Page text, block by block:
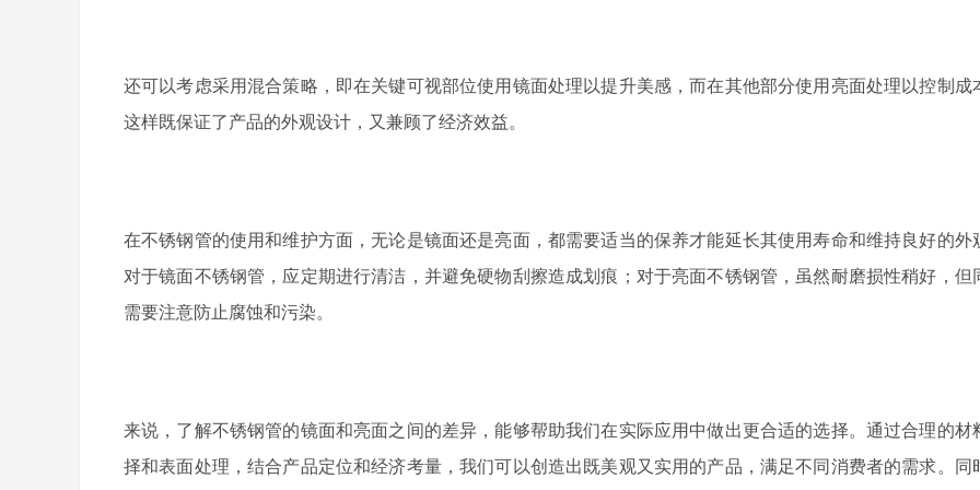
还可以考虑采用混合策略，即在关键可视部位使用镜面处理以提升美感，而在其他部分使用亮面处理以控制成
这样既保证了产品的外观设计，又兼顾了经济效益。
在不锈钢管的使用和维护方面，无论是镜面还是亮面，都需要适当的保养才能延长其使用寿命和维持良好的外
对于镜面不锈钢管，应定期进行清洁，并避免硬物刮擦造成划痕；对于亮面不锈钢管，虽然耐磨损性稍好，但
需要注意防止腐蚀和污染。
来说，了解不锈钢管的镜面和亮面之间的差异，能够帮助我们在实际应用中做出更合适的选择。通过合理的材
择和表面处理，结合产品定位和经济考量，我们可以创造出既美观又实用的产品，满足不同消费者的需求。同